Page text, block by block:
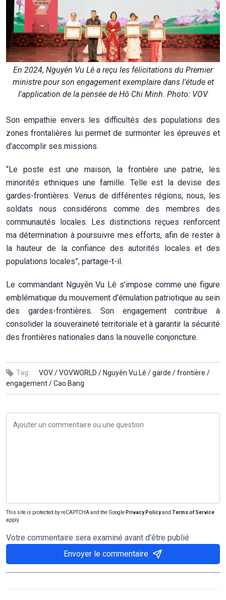
En 2024, Nguyên Vu Lê a reçu les félicitations du Premier
ministre pour son engagement exemplaire dans l'étude et
l'application de la pensée de Hô Chi Minh. Photo: VOV
Son empathie envers les difficultés des populations des
zones frontalières lui permet de surmonter les épreuves et
d’accomplir ses missions.
“Le poste est une maison, la frontière une patrie, les
minorités ethniques une famille. Telle est la devise des
gardes-frontières. Venus de différentes régions, nous, les
soldats nous considérons comme des membres des
communautés locales. Les distinctions reçues renforcent
ma détermination à poursuivre mes efforts, afin de rester à
la hauteur de la confiance des autorités locales et des
populations locales”, partage-t-il.
Le commandant Nguyên Vu Lê s’impose comme une figure
emblématique du mouvement d’émulation patriotique au sein
des gardes-frontières. Son engagement contribue à
consolider la souveraineté territoriale et à garantir la sécurité
des frontières nationales dans la nouvelle conjoncture.
Tag: VOV /VOVWORLD / Nguyên Vu Lê /garde /frontière /
engagement /Cao Bang
This site is protected by reCAPTCHA and the Google Privacy Policyand Terms of Service
apply.
Votre commentaire sera examiné avant d'être publié
Envoyer le commentaire